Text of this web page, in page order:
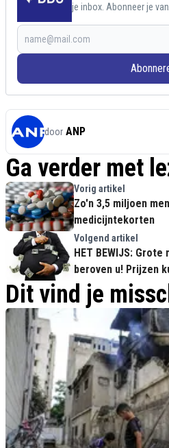
je inbox. Abonneer je
door ANP
Ga verder met
Vorig artikel
Zo'n 3,5 miljoen
medicijntekorten
Volgend artikel
HET BEWIJS:
beroven u! Prijzen
smerige lobby-
Dit vind je